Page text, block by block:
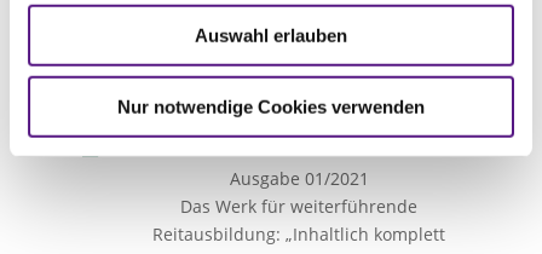
Auswahl erlauben
Nur notwendige Cookies verwenden

Ausgabe 01/2021
Reitbeteiligung: Darauf kommt es an
 Nächster Artikel
Ausgabe 01/2021
Das Werk für weiterführende
Reitausbildung: „Inhaltlich komplett